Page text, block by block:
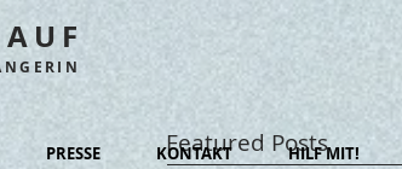
Featured Posts
PRESSE KONTAKT HILF MIT!